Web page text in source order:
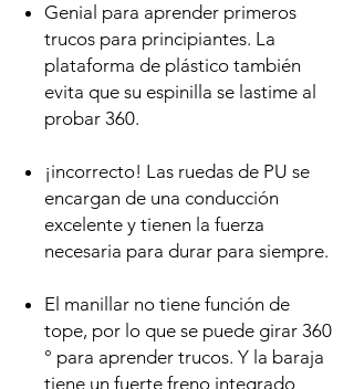
Genial para aprender primeros
trucos para principiantes. La
plataforma de plástico también
evita que su espinilla se lastime al
probar 360.
¡incorrecto! Las ruedas de PU se
encargan de una conducción
excelente y tienen la fuerza
necesaria para durar para siempre.
El manillar no tiene función de
tope, por lo que se puede girar 360
° para aprender trucos. Y la baraja
tiene un fuerte freno integrado